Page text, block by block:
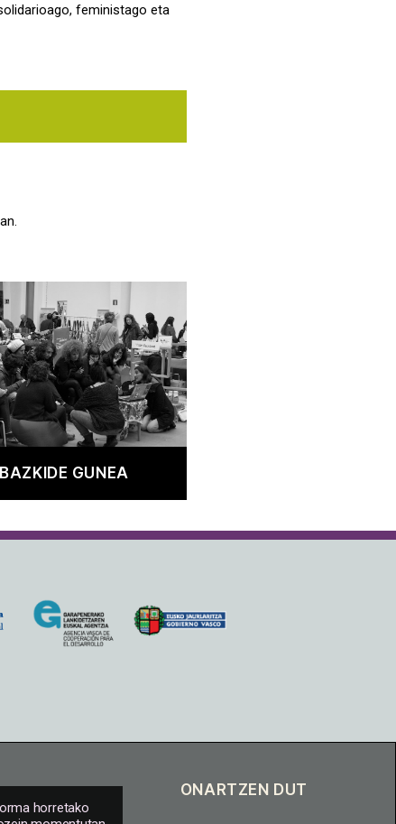
feministago eta
BAZKIDE GUNEA
horretako